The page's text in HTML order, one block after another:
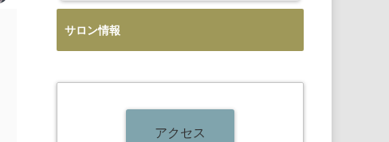
サロン情報
アクセス